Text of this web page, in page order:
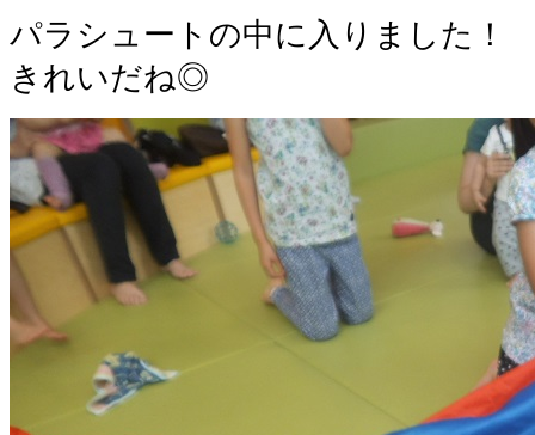
パラシュートの中に入りました！
きれいだね◎